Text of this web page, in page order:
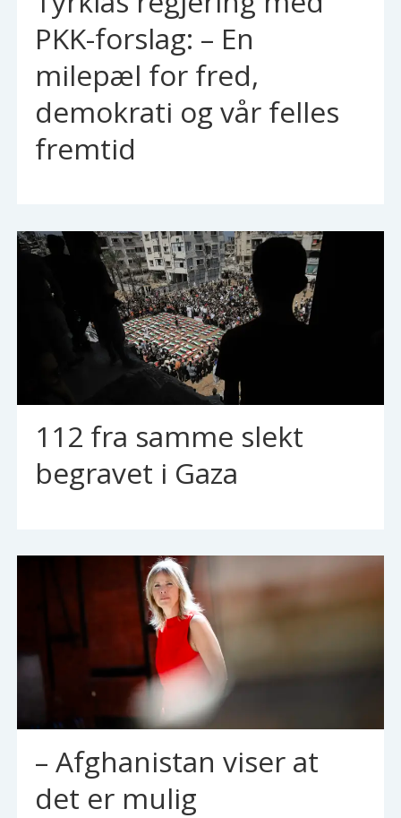
PKK-forslag: – En
milepæl for fred,
demokrati og vår felles
fremtid
112 fra samme slekt
begravet i Gaza
– Afghanistan viser at
det er mulig